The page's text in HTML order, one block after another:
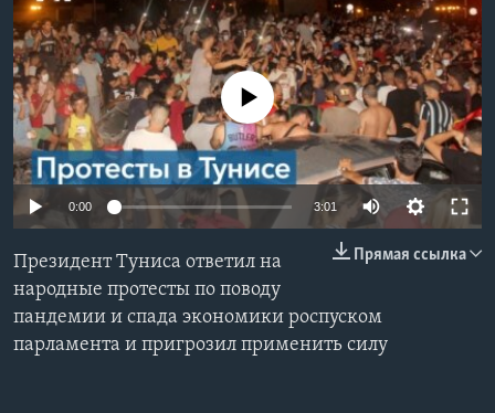
Learning English
СОЦИАЛЬНЫЕ СЕТИ
Языки
No media source currently available
0:00 3:01
Прямая ссылка
Президент Туниса ответил на
народные протесты по поводу
пандемии и спада экономики роспуском
парламента и пригрозил применить силу